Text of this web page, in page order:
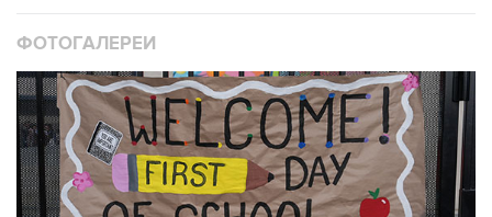
ФОТОГАЛЕРЕИ